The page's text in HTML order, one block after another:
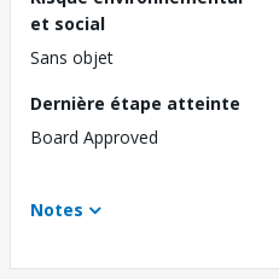
et social
Sans objet
Dernière étape atteinte
Board Approved
Notes